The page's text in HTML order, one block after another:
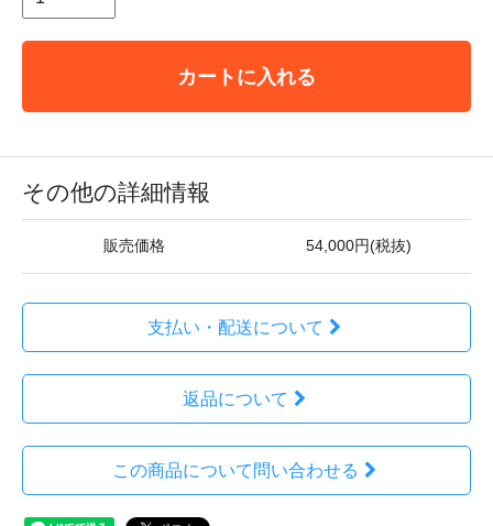
カートに入れる
その他の詳細情報
販売価格 54,000円(税抜)
支払い・配送について
返品について
この商品について問い合わせる